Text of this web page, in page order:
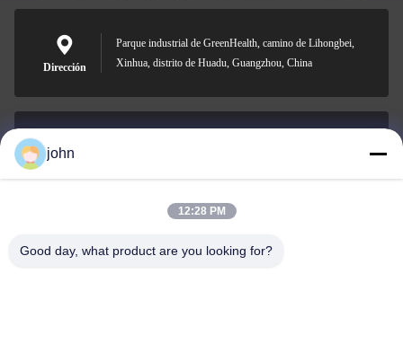
Dirección
Parque industrial de GreenHealth, camino de Lihongbei,
Xinhua, distrito de Huadu, Guangzhou, China
0086-153-7406-6785
john
12:28 PM
Good day, what product are you looking for?